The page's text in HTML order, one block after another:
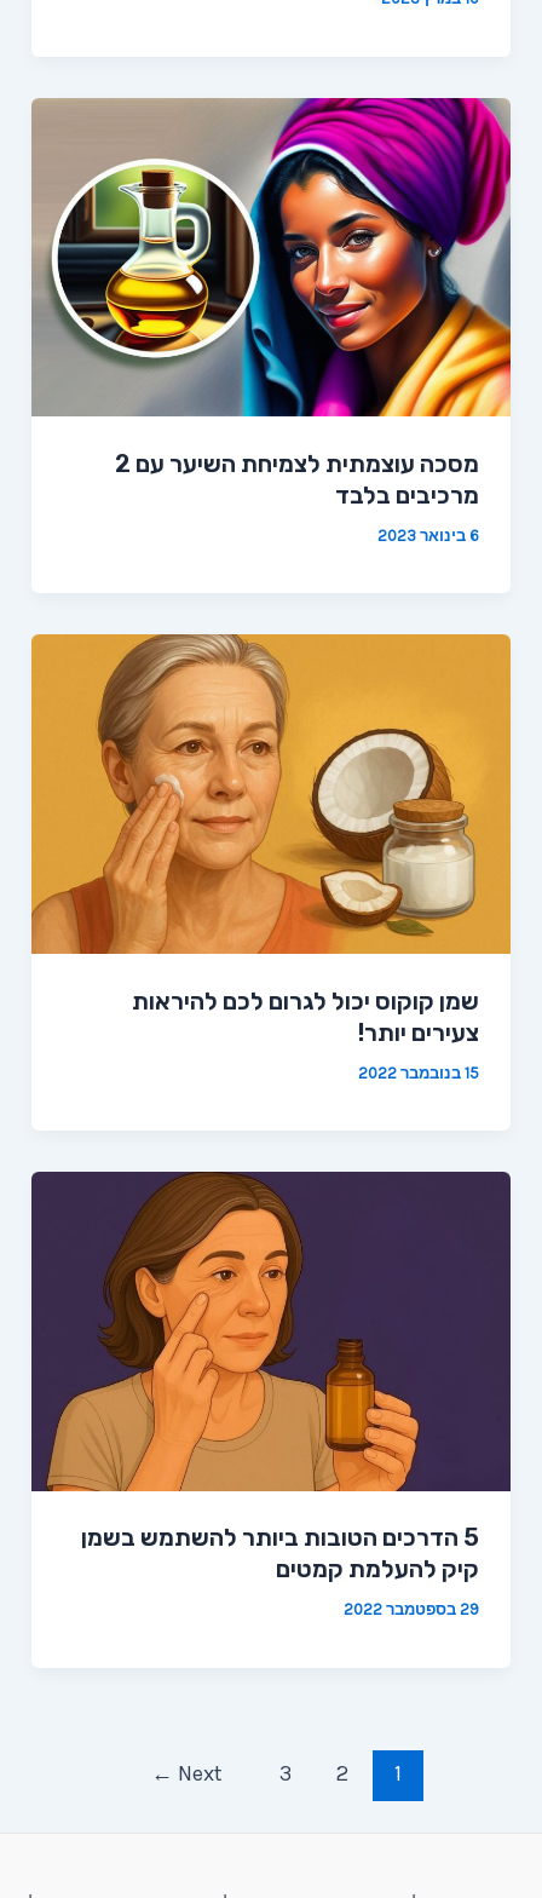
מסכה עוצמתית לצמיחת השיער עם 2
מרכיבים בלבד
6 בינואר 2023
שמן קוקוס יכול לגרום לכם להיראות
צעירים יותר!
15 בנובמבר 2022
5 הדרכים הטובות ביותר להשתמש בשמן
קיק להעלמת קמטים
29 בספטמבר 2022
1
2
3
Next
←